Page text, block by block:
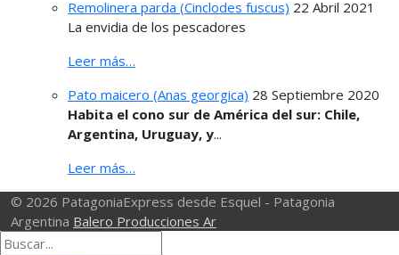
Remolinera parda (Cinclodes fuscus) 22 Abril 2021
La envidia de los pescadores
Leer más…
Pato maicero (Anas georgica) 28 Septiembre 2020
Habita el cono sur de América del sur: Chile,
Argentina, Uruguay, y...
Leer más…
© 2026 PatagoniaExpress desde Esquel - Patagonia
Argentina Balero Producciones Ar